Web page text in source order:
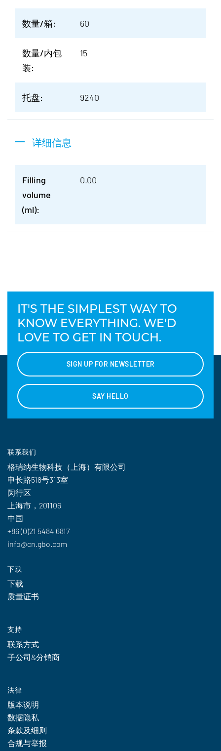
数量/箱: 60
数量/内包
装:
15
托盘: 9240
详细信息
Filling
volume
(ml):
0.00
IT'S THE SIMPLEST WAY TO
KNOW EVERYTHING. WE'D
LOVE TO GET IN TOUCH.
SIGN UP FOR NEWSLETTER
SAY HELLO
联系我们
格瑞纳生物科技（上海）有限公司
申长路518号313室
闵行区
上海市，201106
中国
+86 (0)21 5484 6817
info@cn.gbo.com
下载
下载
质量证书
支持
联系方式
子公司&分销商
法律
版本说明
数据隐私
条款及细则
合规与举报